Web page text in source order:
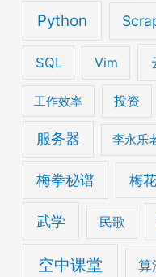
Python
SQL Vim
工作效率 投资
服务器 李永乐
梅拳秘谱 梅
武学 民歌
空中课堂 算